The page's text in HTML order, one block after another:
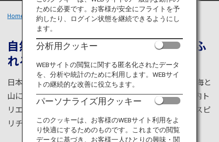
ANA サービス
Home 四国エリア
自然・食・アートと多彩な魅力にあふ
れる地域
日本列島を構成する主要4島の1つである、四国地方。海と
山に囲まれ、自然から食まで楽しめます。また、瀬戸内ト
リエンナーレのような近代芸術や、お遍路さんなどのスピ
リチュアル体験など、多様な魅力を備えたエリアです。
ために必要です。お客様が安全にフライトを予
約したり、ログイン状態を継続できるようにし
ます。
分析用クッキー
WEBサイトの閲覧に関する匿名化されたデータ
を、分析や統計のために利用します。WEBサイ
トの継続的な改善に役立ちます。
パーソナライズ用クッキー
このクッキーは、お客様のWEBサイト利用をよ
り快適にするためのものです。これまでの閲覧
データに基づき、お客様一人ひとりの興味・関